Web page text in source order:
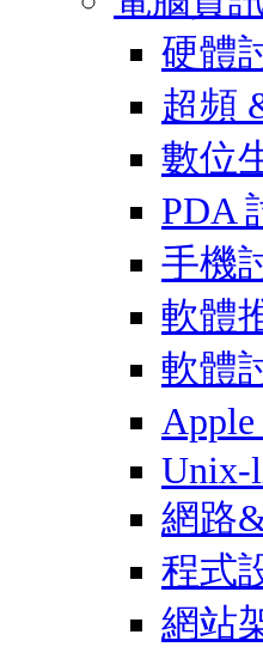
硬體
超頻
數位
PDA
手機
軟體
軟體
Unix-
網路
程式
網站